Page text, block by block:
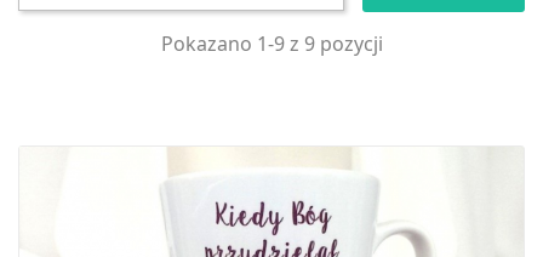
Pokazano 1-9 z 9 pozycji